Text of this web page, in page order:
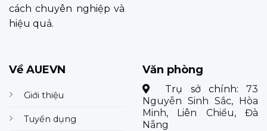
cách chuyên nghiệp và
hiệu quả.
Về AUEVN
Giới thiệu
Tuyển dụng
Văn phòng
Trụ sở chính: 73
Nguyễn Sinh Sắc, Hòa
Minh, Liên Chiểu, Đà
Nẵng